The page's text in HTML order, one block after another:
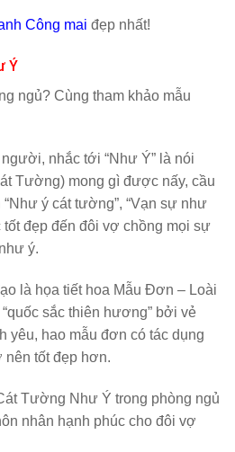
Công mai đẹp nhất!
Ý
ngủ? Cùng tham khảo mẫu
nhắc tới “Như Ý” là nói
Tường) mong gì được nấy, cầu
ý cát tường”, “Vạn sự như
đẹp đến đôi vợ chồng mọi sự
ý.
là họa tiết hoa Mẫu Đơn – Loài
sắc thiên hương” bởi vẻ
yêu, hao mẫu đơn có tác dụng
nên tốt đẹp hơn.
Tường Như Ý trong phòng ngủ
nhân hạnh phúc cho đôi vợ